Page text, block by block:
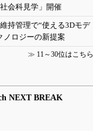
会科見学」開催
持管理で“使える3Dモデ
ロジーの新提案
≫ 11～30位はこちら
NEXT BREAK